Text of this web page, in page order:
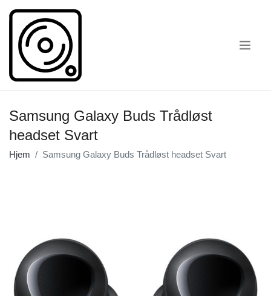
Samsung Galaxy Buds Trådløst
headset Svart
Hjem Samsung Galaxy Buds Trådløst headset Svart